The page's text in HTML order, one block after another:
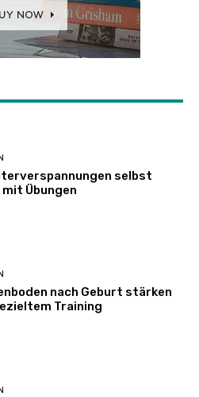
selbst
mit Übungen
nach Geburt stärken
Training